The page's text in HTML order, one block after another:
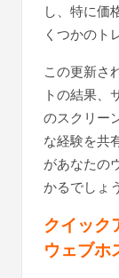
し、特に価
くつかのト
この更新さ
トの結果、
のスクリー
な経験を共
があなたの
かるでしょ
クイック
ウェブホ